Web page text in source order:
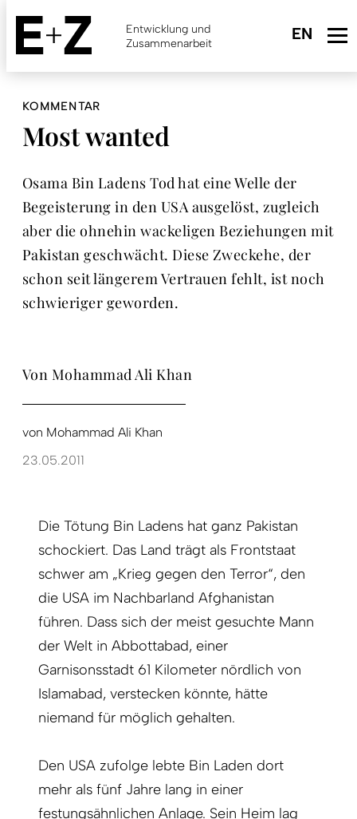
Skip
main
content
Entwicklung und
Zusammenarbeit
KOMMENTAR
Most wanted
Osama Bin Ladens Tod hat eine Welle der
Begeisterung in den USA ausgelöst, zugleich
aber die ohnehin wackeligen Beziehungen mit
Pakistan geschwächt. Diese Zweckehe, der
schon seit längerem Vertrauen fehlt, ist noch
schwieriger geworden.
Von Mohammad Ali Khan
von Mohammad Ali Khan
23.05.2011
Die Tötung Bin Ladens hat ganz Pakistan
schockiert. Das Land trägt als Frontstaat
schwer am „Krieg gegen den Terror“, den
die USA im Nachbarland Afghanistan
führen. Dass sich der meist gesuchte Mann
der Welt in Abbottabad, einer
Garnisonsstadt 61 Kilometer nördlich von
Islamabad, verstecken könnte, hätte
niemand für möglich gehalten.
Den USA zufolge lebte Bin Laden dort
mehr als fünf Jahre lang in einer
festungsähnlichen Anlage. Sein Heim lag